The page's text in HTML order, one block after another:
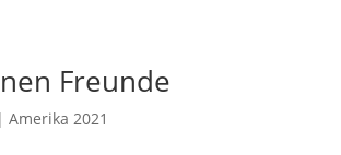
Freunde
|Amerika 2021